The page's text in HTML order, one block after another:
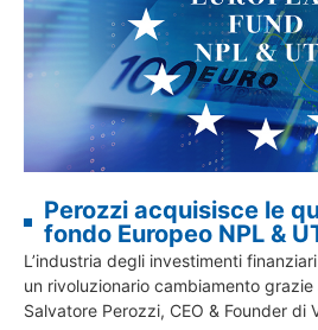
Perozzi acquisisce le
fondo Europeo NPL &
L’industria degli investimenti
un rivoluzionario cambiamento grazie
Salvatore Perozzi, CEO & Founder di